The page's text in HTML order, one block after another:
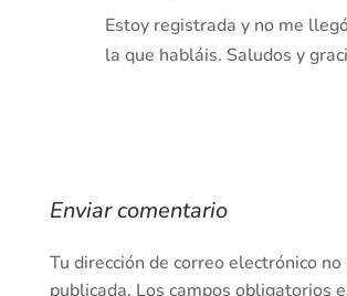
Estoy registrada y no me
la que habláis. Saludos y
Enviar comentario
Tu dirección de correo electrónico no
publicada. Los campos obligatorios